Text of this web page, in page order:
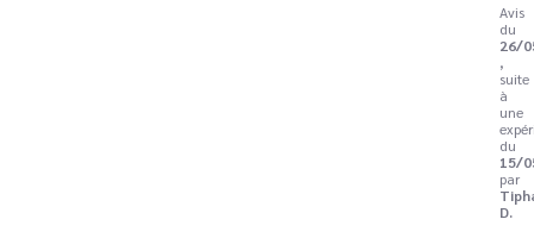
Avis
du
26/
,
suite
à
une
du
15/
par
D.